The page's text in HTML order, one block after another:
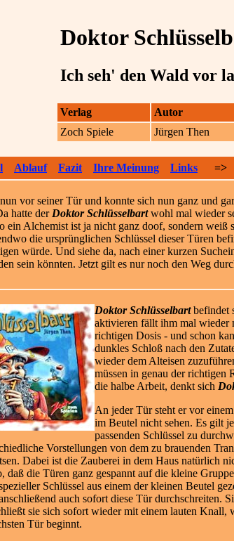
Doktor
Ich seh' den Wald vor
Verlag Autor
Zoch Spiele
Jürgen Then
Ablauf Fazit Ihre Meinung Links =>
vor seiner Tür und konnte sich nun ganz und
hatte der Doktor Schlüsselbartwohl mal wieder
ein Alchemist ist ja nicht ganz doof, sondern weiß
die ursprünglichen Schlüssel dieser Türen
würde. Und siehe da, nach einer kurzen
sein könnten. Jetzt gilt es nur noch den Weg
Doktor Schlüsselbartbefindet
aktivieren fällt ihm mal wieder
richtigen Dosis - und schon
dunkles Schloß nach den
wieder dem Alteisen
müssen in genau der richtigen
die halbe Arbeit, denkt sich
An jeder Tür steht er vor
im Beutel nicht sehen. Es gilt
passenden Schlüssel zu
Vorstellungen von dem zu brauenden
Dabei ist die Zauberei in dem Haus natürlich
daß die Türen ganz gespannt auf die kleine
Schlüssel aus einem der kleinen Beutel
auch sofort diese Tür durchschreiten.
sie sich sofort wieder mit einem lauten Knall,
Tür beginnt.